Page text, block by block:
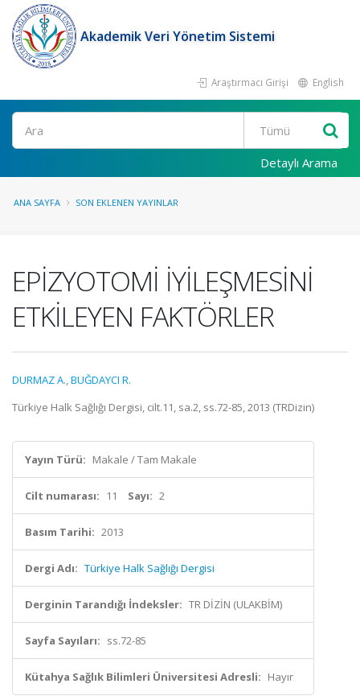
Akademik Veri Yönetim Sistemi
Araştırmacı Girişi English
Ara
Detaylı Arama
ANA SAYFA SON EKLENEN YAYINLAR
EPİZYOTOMİ İYİLEŞMESİNİ
ETKİLEYEN FAKTÖRLER
DURMAZ A.,BUĞDAYCI R.
Türkiye Halk Sağlığı Dergisi, cilt.11, sa.2, ss.72-85, 2013 (TRDizin)
Yayın Türü: Makale / Tam Makale
Cilt numarası: 11 Sayı: 2
Basım Tarihi: 2013
Dergi Adı: Türkiye Halk Sağlığı Dergisi
Derginin Tarandığı İndeksler: TR DİZİN (ULAKBİM)
Sayfa Sayıları: ss.72-85
Kütahya Sağlık Bilimleri Üniversitesi Adresli: Hayır